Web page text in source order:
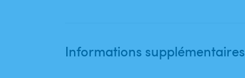
Informations supplémentaires